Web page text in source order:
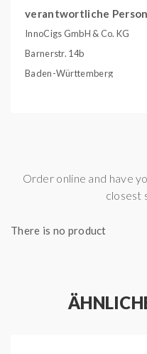
verantwortliche
InnoCigs GmbH & Co. KG
Barnerstr. 14b
Baden-Württemberg
10,00
Order online and have
closest
There is no product